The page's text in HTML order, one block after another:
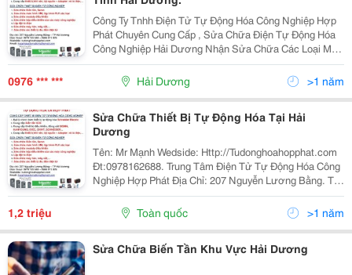
Công Ty Tnhh Điện Tử Tự Động Hóa Công Nghiệp Hợp
Phát Chuyên Cung Cấp , Sửa Chữa Điện Tự Động Hóa
Công Nghiệp Hải Dương Nhận Sửa Chữa Các Loại Máy
Biến Tần Tại Tỉnh Hải Dương. Các Lỗi Thường Gặp Của
Biến Tần Ở Hải Dương Trong Quá Trình...
0976 *** *** Hải Dương >1 năm
Sửa Chữa Thiết Bị Tự Động Hóa Tại Hải
Dương
Tên: Mr Mạnh Wedside: Http://Tudonghoahopphat.com
Đt:0978162688. Trung Tâm Điện Tử Tự Động Hóa Công
Nghiệp Hợp Phát Địa Chỉ: 207 Nguyễn Lương Bằng. Tp
Hải Dương Mobile: 0978162688 Email:
1,2 triệu Toàn quốc >1 năm
Sửa Chữa Biến Tần Khu Vực Hải Dương